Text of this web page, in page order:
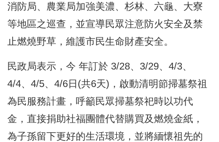
消防局、農業局加強美濃、杉林、六龜、大寮
等地區之巡查，並宣導民眾注意防火安全及禁
止燃燒野草，維護市民生命財產安全。
民政局表示，今 年訂於 3/28、3/29、4/3、
4/4、4/5、4/6日(共6天)，啟動清明節掃墓祭祖
為民服務計畫，呼籲民眾掃墓祭祀時以功代
金，直接捐助社福團體代替購買及燃燒金紙，
為子孫留下更好的生活環境，並將緬懷祖先的